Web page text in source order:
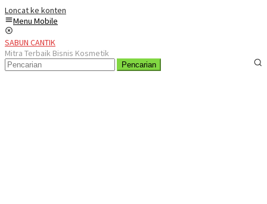
Loncat ke konten
Menu Mobile
SABUN CANTIK
Mitra Terbaik Bisnis Kosmetik
Pencarian